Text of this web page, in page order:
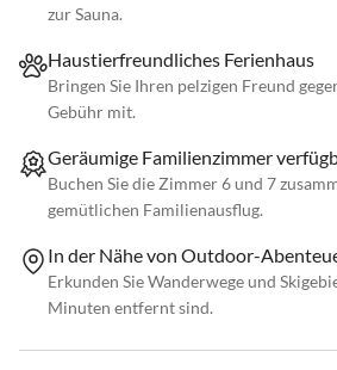
zur Sauna.
Haustierfreundliches Ferienhaus
Bringen Sie Ihren pelzigen Freund
Gebühr mit.
Geräumige Familienzimmer
Buchen Sie die Zimmer 6 und 7
gemütlichen Familienausflug.
In der Nähe von Outdoor-
Erkunden Sie Wanderwege und
Minuten entfernt sind.